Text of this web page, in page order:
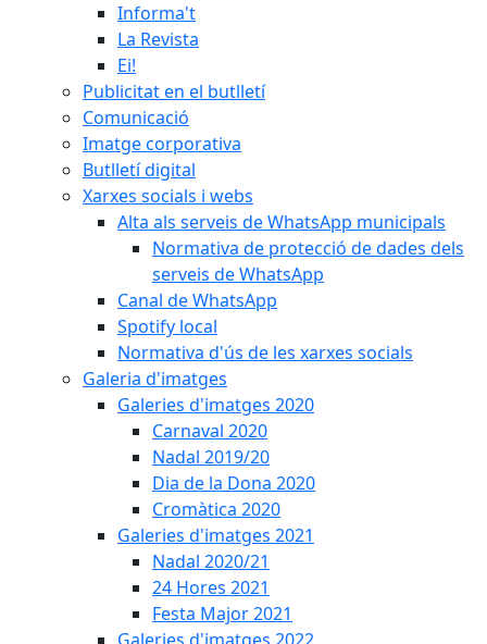
Informa't
La Revista
Ei!
Publicitat en el butlletí
Comunicació
Imatge corporativa
Butlletí digital
Xarxes socials i webs
Alta als serveis de WhatsApp municipals
Normativa de protecció de dades dels
serveis de WhatsApp
Canal de WhatsApp
Spotify local
Normativa d'ús de les xarxes socials
Galeria d'imatges
Galeries d'imatges 2020
Carnaval 2020
Nadal 2019/20
Dia de la Dona 2020
Cromàtica 2020
Galeries d'imatges 2021
Nadal 2020/21
24 Hores 2021
Festa Major 2021